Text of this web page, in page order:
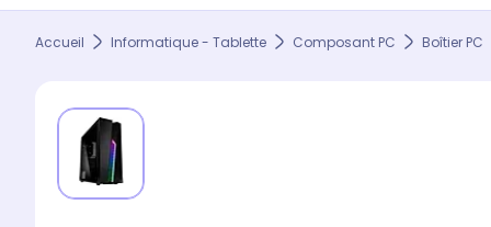
Accueil Informatique - Tablette Composant PC Boîtier PC